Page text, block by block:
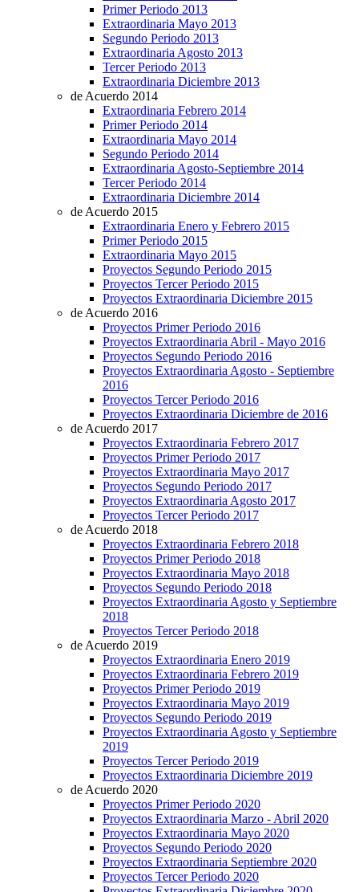
Primer Periodo 2013
Extraordinaria Mayo 2013
Segundo Periodo 2013
Extraordinaria Agosto 2013
Tercer Periodo 2013
Extraordinaria Diciembre 2013
de Acuerdo 2014
Extraordinaria Febrero 2014
Primer Periodo 2014
Extraordinaria Mayo 2014
Segundo Periodo 2014
Extraordinaria Agosto-Septiembre 2014
Tercer Periodo 2014
Extraordinaria Diciembre 2014
de Acuerdo 2015
Extraordinaria Enero y Febrero 2015
Primer Periodo 2015
Extraordinaria Mayo 2015
Proyectos Segundo Periodo 2015
Proyectos Tercer Periodo 2015
Proyectos Extraordinaria Diciembre 2015
de Acuerdo 2016
Proyectos Primer Periodo 2016
Proyectos Extraordinaria Abril - Mayo 2016
Proyectos Segundo Periodo 2016
Proyectos Extraordinaria Agosto - Septiembre
2016
Proyectos Tercer Periodo 2016
Proyectos Extraordinaria Diciembre de 2016
de Acuerdo 2017
Proyectos Extraordinaria Febrero 2017
Proyectos Primer Periodo 2017
Proyectos Extraordinaria Mayo 2017
Proyectos Segundo Periodo 2017
Proyectos Extraordinaria Agosto 2017
Proyectos Tercer Periodo 2017
de Acuerdo 2018
Proyectos Extraordinaria Febrero 2018
Proyectos Primer Periodo 2018
Proyectos Extraordinaria Mayo 2018
Proyectos Segundo Periodo 2018
Proyectos Extraordinaria Agosto y Septiembre
2018
Proyectos Tercer Periodo 2018
de Acuerdo 2019
Proyectos Extraordinaria Enero 2019
Proyectos Extraordinaria Febrero 2019
Proyectos Primer Periodo 2019
Proyectos Extraordinaria Mayo 2019
Proyectos Segundo Periodo 2019
Proyectos Extraordinaria Agosto y Septiembre
2019
Proyectos Tercer Periodo 2019
Proyectos Extraordinaria Diciembre 2019
de Acuerdo 2020
Proyectos Primer Periodo 2020
Proyectos Extraordinaria Marzo - Abril 2020
Proyectos Extraordinaria Mayo 2020
Proyectos Segundo Periodo 2020
Proyectos Extraordinaria Septiembre 2020
Proyectos Tercer Periodo 2020